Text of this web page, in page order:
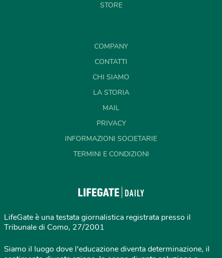
STORE
COMPANY
CONTATTI
CHI SIAMO
LA STORIA
MAIL
PRIVACY
INFORMAZIONI SOCIETARIE
TERMINI E CONDIZIONI
LifeGate è una testata giornalistica registrata presso il
Tribunale di Como, 27/2001
Siamo il luogo dove l'educazione diventa determinazione, il